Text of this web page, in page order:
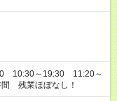
残業ほぼなし！